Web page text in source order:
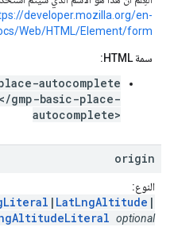
developer.mozilla.org/en-
Web/HTML/Element/form
سمة HTML:
autocomplete
gmp-basic-place-
autocomplete>
origin
النوع:
| LatLngAltitude |
optional